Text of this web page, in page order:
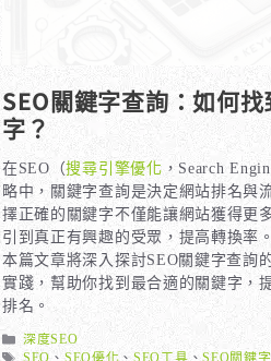
SEO關鍵字查詢：如何
字？
在SEO（搜尋引擎優化 ，Search
略中，關鍵字查詢是決定網站排名與
擇正確的關鍵字不僅能讓網站獲得更
引到真正有興趣的受眾，提高轉換率。
本篇文章將深入探討SEO關鍵字查詢
實踐，幫助你找到最合適的關鍵字，
排名。
分
類
深度SEO
標
SEO 、 SEO優化 、SEO工具 、SEO關鍵